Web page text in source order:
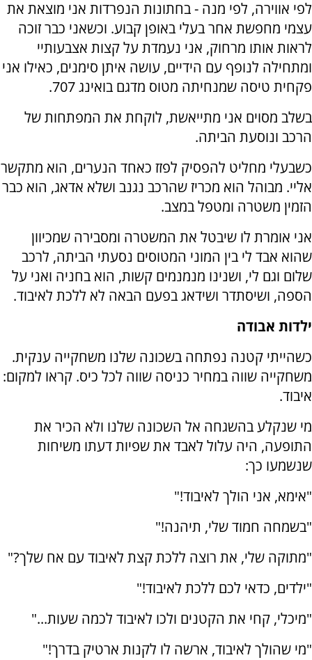
לפי אווירה, לפי מנה - בחתונות הנפרדות אני מוצאת את
עצמי מחפשת אחר בעלי באופן קבוע. וכשאני כבר זוכה
לראות אותו מרחוק, אני נעמדת על קצות אצבעותיי
ומתחילה לנופף עם הידיים, עושה איתן סימנים, כאילו אני
פקחית טיסה שמנחיתה מטוס מדגם בואינג 707.
בשלב מסוים אני מתייאשת, לוקחת את המפתחות של
הרכב ונוסעת הביתה.
כשבעלי מחליט להפסיק לפזז כאחד הנערים, הוא מתקשר
אליי. מבוהל הוא מכריז שהרכב נגנב ושלא אדאג, הוא כבר
הזמין משטרה ומטפל במצב.
אני אומרת לו שיבטל את המשטרה ומסבירה שמכיוון
שהוא אבד לי בין המוני המטוסים נסעתי הביתה, לרכב
שלום וגם לי, ושנינו מנמנמים קשות, הוא בחניה ואני על
הספה, ושיסתדר ושידאג בפעם הבאה לא ללכת לאיבוד.
ילדות אבודה
כשהייתי קטנה נפתחה בשכונה שלנו משחקייה ענקית.
משחקייה שווה במחיר כניסה שווה לכל כיס. קראו למקום:
איבוד.
מי שנקלע בהשגחה אל השכונה שלנו ולא הכיר את
התופעה, היה עלול לאבד את שפיות דעתו משיחות
שנשמעו כך:
"אימא, אני הולך לאיבוד!"
"בשמחה חמוד שלי, תיהנה!"
"מתוקה שלי, את רוצה ללכת קצת לאיבוד עם אח שלך?"
"ילדים, כדאי לכם ללכת לאיבוד!"
"מיכלי, קחי את הקטנים ולכו לאיבוד לכמה שעות..."
"מי שהולך לאיבוד, ארשה לו לקנות ארטיק בדרך!"